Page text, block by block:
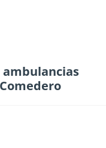
ambulancias